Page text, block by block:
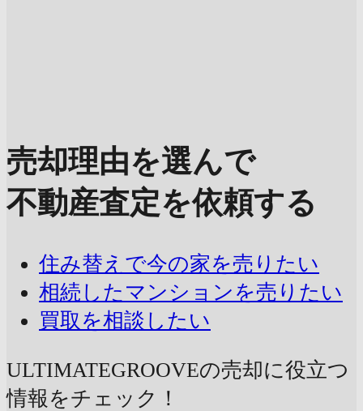
売却理由を選んで
不動産査定を依頼する
住み替えで今の家を売りたい
相続したマンションを売りたい
買取を相談したい
ULTIMATEGROOVEの売却に役立つ
情報をチェック！